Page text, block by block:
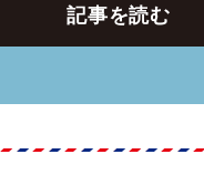
記事を読む